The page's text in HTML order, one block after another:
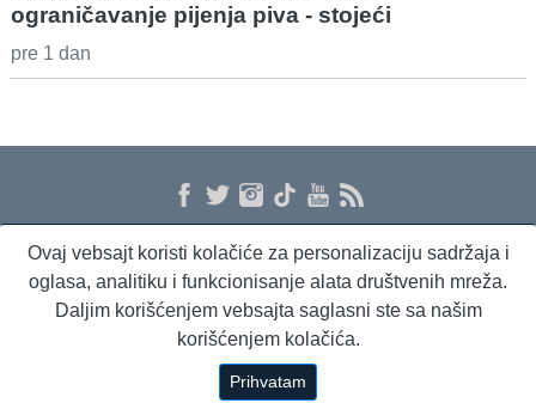
ograničavanje pijenja piva - stojeći
pre 1 dan
O nama Proizvodi i usluge Politika privatnosti Kontakt RSS
Dnevni evropski servis
Ovaj vebsajt koristi kolačiće za personalizaciju sadržaja i
oglasa, analitiku i funkcionisanje alata društvenih mreža.
Daljim korišćenjem vebsajta saglasni ste sa našim
korišćenjem kolačića.
Prihvatam